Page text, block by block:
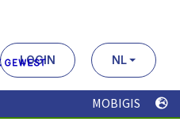
LOGIN NL
MOBIGIS